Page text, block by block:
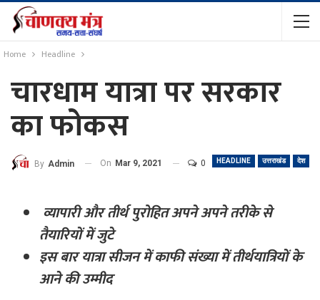
Home Headline
चारधाम यात्रा पर सरकार
का फोकस
HEADLINE उत्तराखंड देश
By Admin On Mar 9, 2021 0
व्यापारी और तीर्थ पुरोहित अपने अपने तरीके से
तैयारियों में जुटे
इस बार यात्रा सीजन में काफी संख्या में तीर्थयात्रियों के
आने की उम्मीद